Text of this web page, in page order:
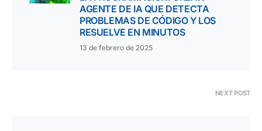
AGENTE DE IA QUE DETECTA
PROBLEMAS DE CÓDIGO Y LOS
RESUELVE EN MINUTOS
13 de febrero de 2025
NEXT POST